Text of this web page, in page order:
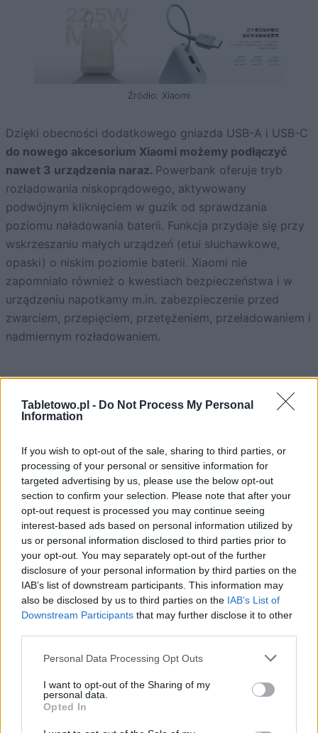
Tabletowo.pl - Do Not Process My Personal
Information
If you wish to opt-out of the sale, sharing to third parties, or
processing of your personal or sensitive information for
targeted advertising by us, please use the below opt-out
section to confirm your selection. Please note that after your
opt-out request is processed you may continue seeing
interest-based ads based on personal information utilized by
us or personal information disclosed to third parties prior to
your opt-out. You may separately opt-out of the further
disclosure of your personal information by third parties on the
IAB’s list of downstream participants. This information may
also be disclosed by us to third parties on the IAB’s List of
Downstream Participants that may further disclose it to other
Please note that this website/app uses one or more Google
not limited to your visit or usage behaviour. You may click to
grant or deny consent to Google and its third-party tags to
use your data for below specified purposes in below Google
consent section.
Personal Data Processing Opt Outs
I want to opt-out of the Sharing of my
personal data.
Opted In
Źródło: Xiaomi
Dzięki obecności dodatkowego gniazda USB-A i USB-C
do nowego akcesorium Xiaomi możemy podłączyć
nawet 3 urządzenia naraz. Powerbank oferuje tryb
rozładowania niskoprądowego, aktywowany
podwójnym kliknięciem w guzik od sprawdzania
poziomu naładowania baterii. Funkcja przydaje się przy
wskrzeszaniu małych urządzeń (etui słuchawkowe,
opaski) o niskim poziomie baterii. Xiaomi nie
zapomniało również o kwestiach bezpieczeństwa i w
urządzeniu napotkamy m.in. zabezpieczenie przed
zwarciem, przepięciem, przetężeniem, przeładowaniem i
nadmiernym rozładowaniem.
ad
ZOBACZ RÓWNIEŻ